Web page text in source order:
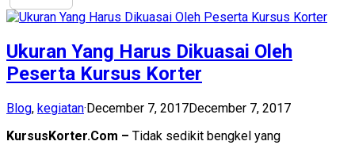
Ukuran Yang Harus Dikuasai Oleh
Peserta Kursus Korter
Blog, kegiatan·December 7, 2017December 7, 2017
KursusKorter.Com – Tidak sedikit bengkel yang